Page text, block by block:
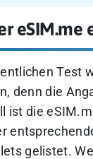
eSIM.me
Test
denn die
ist die
gelistet.